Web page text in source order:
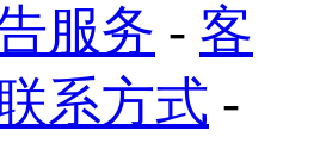
服务 - 客
系方式 -